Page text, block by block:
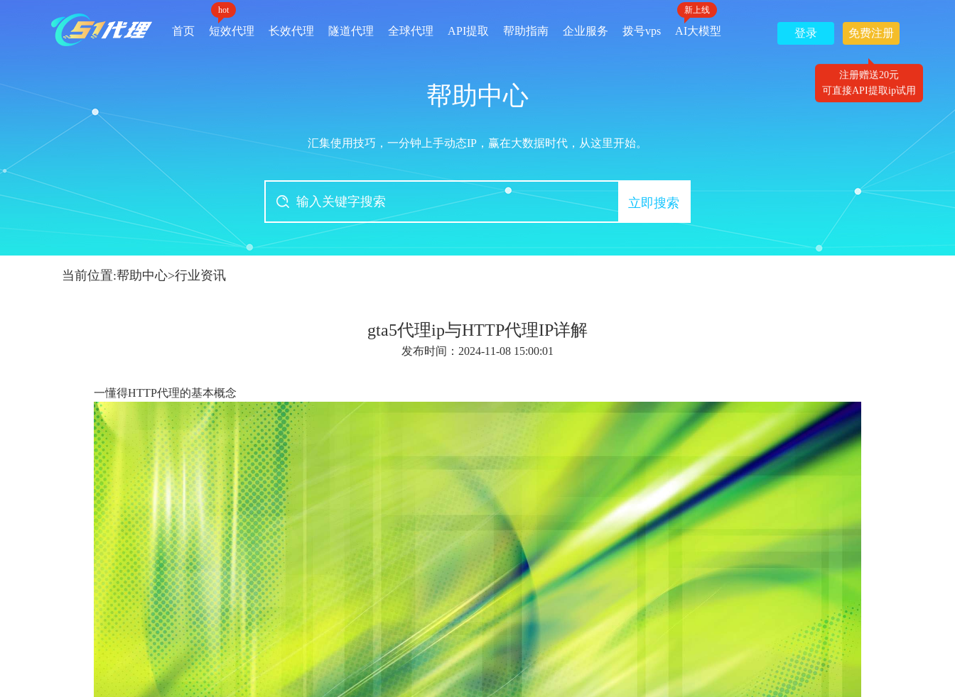
首页
hot
短效代理 长效代理 隧道代理 全球代理 API提取 帮助指南 企业服务 拨号vps
新上线
AI大模型 登录
注册赠送20元
可直接API提取ip试用
免费注册
帮助中心
汇集使用技巧，一分钟上手动态IP，赢在大数据时代，从这里开始。
立即搜索
当前位置:帮助中心>行业资讯
gta5代理ip与HTTP代理IP详解
发布时间：2024-11-08 15:00:01
一懂得HTTP代理的基本概念